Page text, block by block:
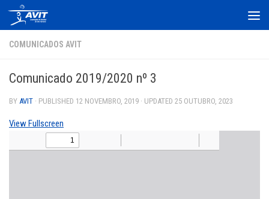
Skip to content
COMUNICADOS AVIT
Comunicado 2019/2020 nº 3
BY AVIT · PUBLISHED 12 NOVEMBRO, 2019 · UPDATED 25 OUTUBRO, 2023
View Fullscreen